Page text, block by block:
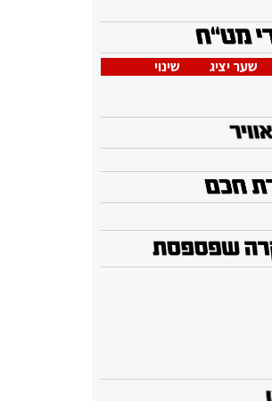
שער יציג
שינוי